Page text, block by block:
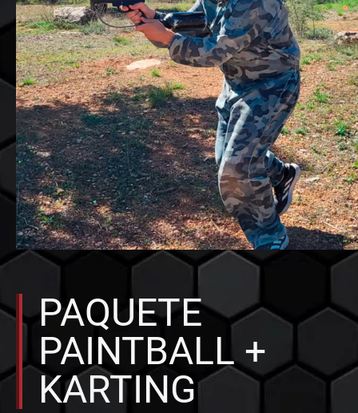
PAQUETE
PAINTBALL +
KARTING